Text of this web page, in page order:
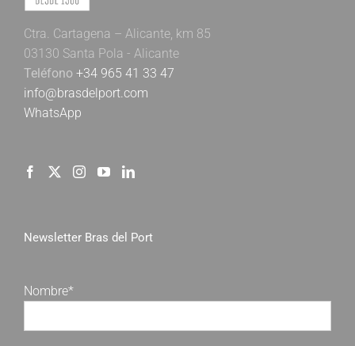
Ctra. Cartagena – Alicante, km 85
03130 Santa Pola - Alicante
Teléfono +34 965 41 33 47
info@brasdelport.com
WhatsApp
Newsletter Bras del Port
Nombre*